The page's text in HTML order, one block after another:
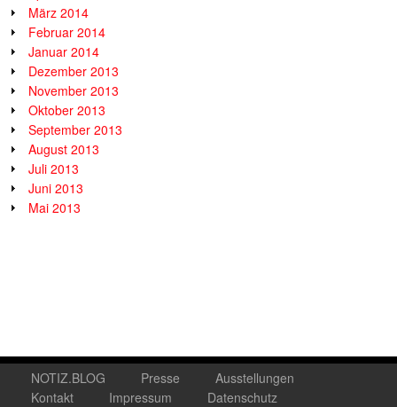
März 2014
Februar 2014
Januar 2014
Dezember 2013
November 2013
Oktober 2013
September 2013
August 2013
Juli 2013
Juni 2013
Mai 2013
NOTIZ.BLOG Presse
Ausstellungen
Kontakt
Impressum Datenschutz